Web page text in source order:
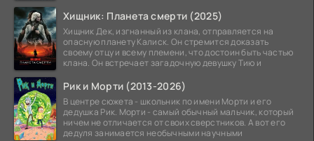
Хищник: Планета смерти (2025)
Хищник Дек, изгнанный из клана, отправляется на
опасную планету Калиск. Он стремится доказать
своему отцу и всему племени, что достоин быть частью
клана. Он встречает загадочную девушку Тию и
Рик и Морти (2013-2026)
В центре сюжета - школьник по имени Морти и его
дедушка Рик. Морти - самый обычный мальчик, который
ничем не отличается от своих сверстников. А вот его
дедуля занимается необычными научными